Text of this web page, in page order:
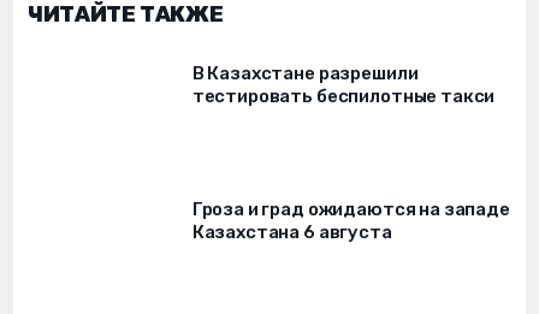
ЧИТАЙТЕ ТАКЖЕ
В Казахстане разрешили
тестировать беспилотные такси
Гроза и град ожидаются на западе
Казахстана 6 августа